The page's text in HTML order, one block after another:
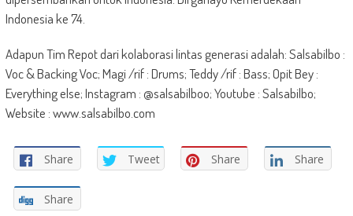
Indonesia ke 74.
Adapun Tim Repot dari kolaborasi lintas generasi adalah: Salsabilbo :
Voc & Backing Voc; Magi /rif : Drums; Teddy /rif : Bass; Opit Bey :
Everything else; Instagram : @salsabilboo; Youtube : Salsabilbo;
Website : www.salsabilbo.com
Share Tweet Share Share
Share